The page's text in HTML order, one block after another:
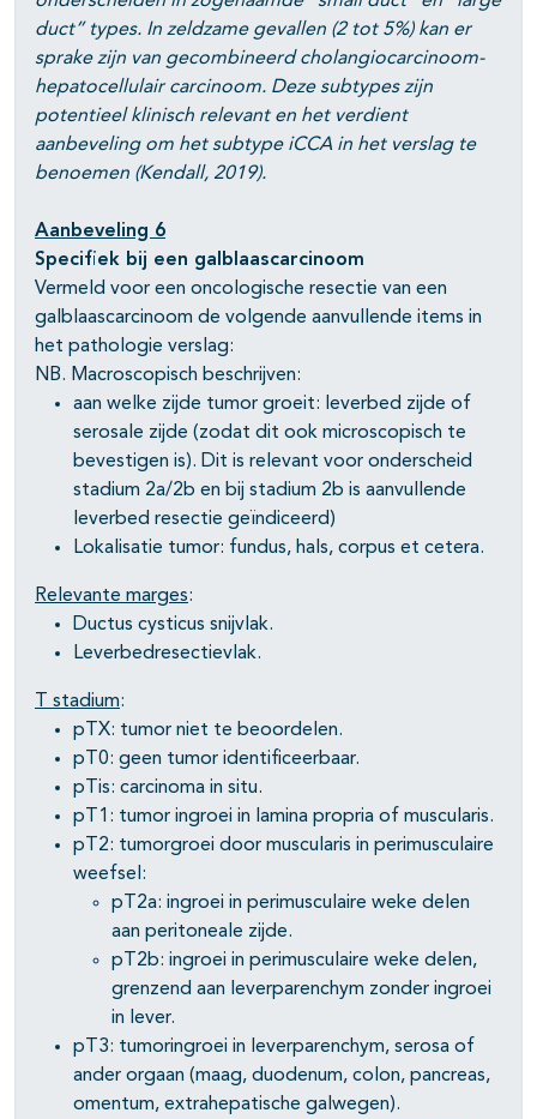
duct” types. In zeldzame gevallen (2 tot 5%) kan er
sprake zijn van gecombineerd cholangiocarcinoom-
hepatocellulair carcinoom. Deze subtypes zijn
potentieel klinisch relevant en het verdient
aanbeveling om het subtype iCCA in het verslag te
benoemen (Kendall, 2019).
Aanbeveling 6
Specifiek bij een galblaascarcinoom
Vermeld voor een oncologische resectie van een
galblaascarcinoom de volgende aanvullende items in
het pathologie verslag:
NB. Macroscopisch beschrijven:
aan welke zijde tumor groeit: leverbed zijde of
serosale zijde (zodat dit ook microscopisch te
bevestigen is). Dit is relevant voor onderscheid
stadium 2a/2b en bij stadium 2b is aanvullende
leverbed resectie geïndiceerd)
Lokalisatie tumor: fundus, hals, corpus et cetera.
Relevante marges:
Ductus cysticus snijvlak.
Leverbedresectievlak.
T stadium:
pTX: tumor niet te beoordelen.
pT0: geen tumor identificeerbaar.
pTis: carcinoma in situ.
pT1: tumor ingroei in lamina propria of muscularis.
pT2: tumorgroei door muscularis in perimusculaire
weefsel:
pT2a: ingroei in perimusculaire weke delen
aan peritoneale zijde.
pT2b: ingroei in perimusculaire weke delen,
grenzend aan leverparenchym zonder ingroei
in lever.
pT3: tumoringroei in leverparenchym, serosa of
ander orgaan (maag, duodenum, colon, pancreas,
omentum, extrahepatische galwegen).